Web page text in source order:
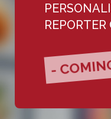
-